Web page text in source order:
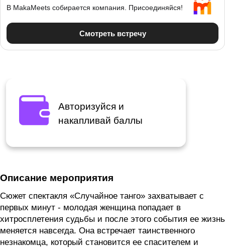
Авторизуйся и
накапливай баллы
Описание мероприятия
Сюжет спектакля «Случайное танго» захватывает с
первых минут - молодая женщина попадает в
хитросплетения судьбы и после этого события ее жизнь
меняется навсегда. Она встречает таинственного
незнакомца, который становится ее спасителем и